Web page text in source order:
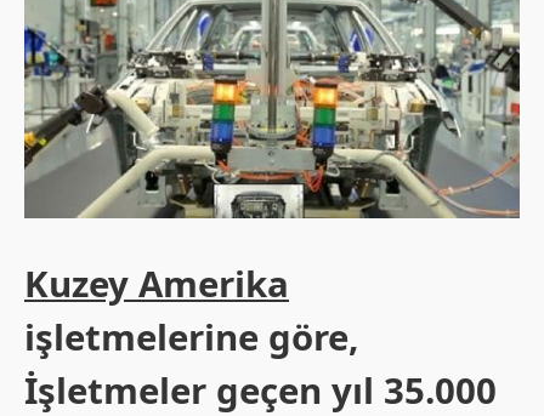
Kuzey Amerika
işletmelerine göre,
İşletmeler geçen yıl 35.000